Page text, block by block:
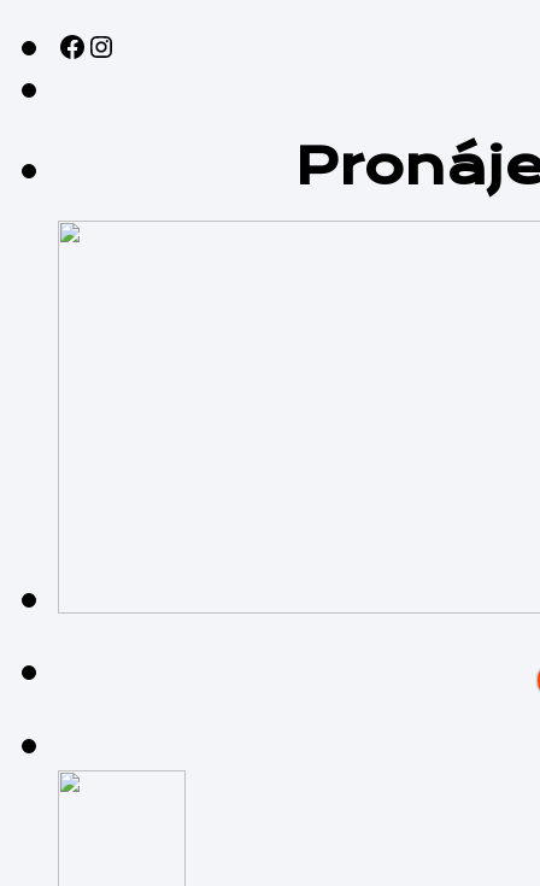
Sledujte nás na sociálních sítích!Instagram